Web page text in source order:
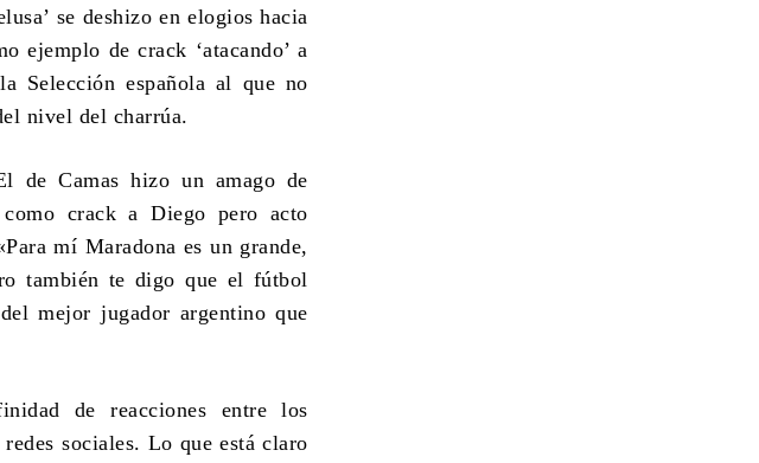
se deshizo en elogios hacia
ejemplo de crack ‘atacando’ a
Selección española al que no
nivel del charrúa.
de Camas hizo un amago de
crack a Diego pero acto
mí Maradona es un grande,
también te digo que el fútbol
mejor jugador argentino que
de reacciones entre los
sociales. Lo que está claro